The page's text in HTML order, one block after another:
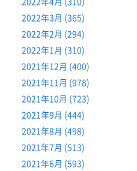
2022年3月 (365)
2022年2月 (294)
2022年1月 (310)
2021年12月 (400)
2021年11月 (978)
2021年10月 (723)
2021年9月 (444)
2021年8月 (498)
2021年7月 (513)
2021年6月 (593)